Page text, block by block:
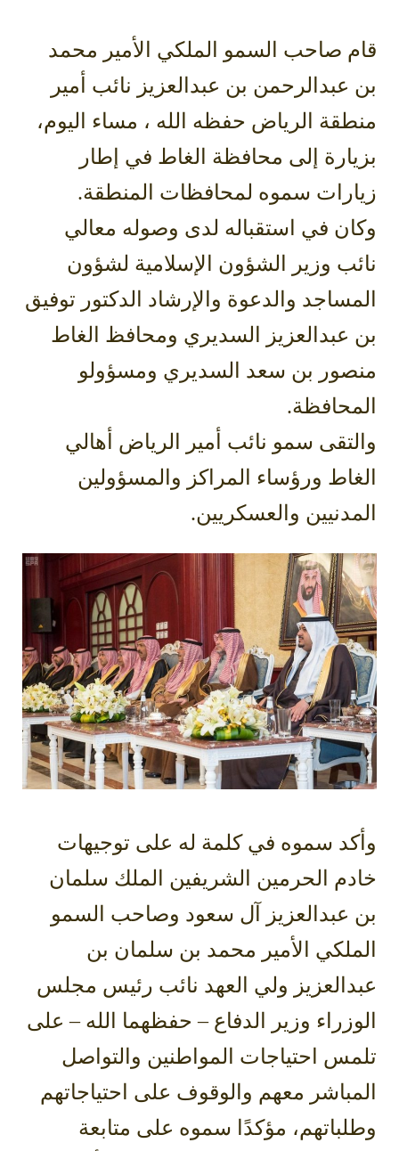
قام صاحب السمو الملكي الأمير محمد
بن عبدالرحمن بن عبدالعزيز نائب أمير
منطقة الرياض حفظه الله ، مساء اليوم،
بزيارة إلى محافظة الغاط في إطار
زيارات سموه لمحافظات المنطقة.
وكان في استقباله لدى وصوله معالي
نائب وزير الشؤون الإسلامية لشؤون
المساجد والدعوة والإرشاد الدكتور توفيق
بن عبدالعزيز السديري ومحافظ الغاط
منصور بن سعد السديري ومسؤولو
المحافظة.
والتقى سمو نائب أمير الرياض أهالي
الغاط ورؤساء المراكز والمسؤولين
المدنيين والعسكريين.
وأكد سموه في كلمة له على توجيهات
خادم الحرمين الشريفين الملك سلمان
بن عبدالعزيز آل سعود وصاحب السمو
الملكي الأمير محمد بن سلمان بن
عبدالعزيز ولي العهد نائب رئيس مجلس
الوزراء وزير الدفاع – حفظهما الله – على
تلمس احتياجات المواطنين والتواصل
المباشر معهم والوقوف على احتياجاتهم
وطلباتهم، مؤكدًا سموه على متابعة